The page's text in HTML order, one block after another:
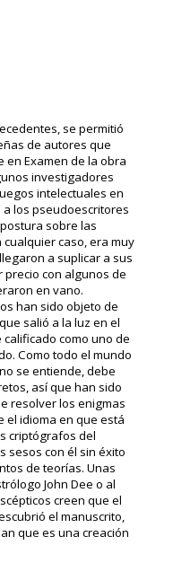
se permitió
de autores que
en Examen de la obra
investigadores
intelectuales en
los pseudoescritores
sobre las
caso, era muy
a suplicar a sus
con algunos de
en vano.
han sido objeto de
salió a la luz en el
como uno de
Como todo el mundo
se entiende, debe
así que han sido
resolver los enigmas
el idioma en que está
criptógrafos del
sesos con él sin éxito
de teorías. Unas
John Dee o al
creen que el
el manuscrito,
que es una creación